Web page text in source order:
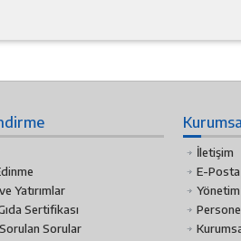
Yatırımlar
Sertifikası
Sorular
İletişim
E-